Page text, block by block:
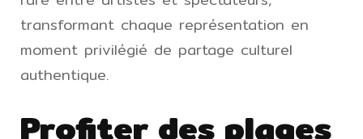
transformant chaque représentation en
moment privilégié de partage culturel
authentique.
Profiter des plages